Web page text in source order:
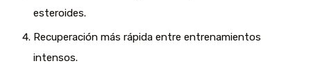
esteroides.
Recuperación más rápida entre entrenamientos
intensos.